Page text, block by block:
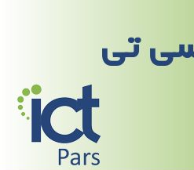
تی